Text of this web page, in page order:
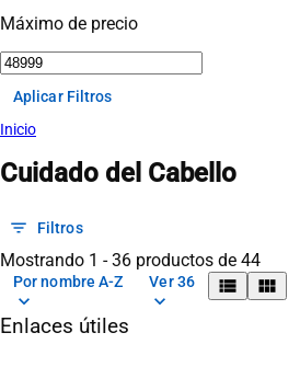
Máximo de precio
Aplicar Filtros
Inicio
Cuidado del Cabello
filter_list Filtros
Mostrando 1 - 36 productos de 44
Por nombre A-Z
keyboard_arrow_down
Ver 36
keyboard_arrow_down
view_list view_module
Enlaces útiles